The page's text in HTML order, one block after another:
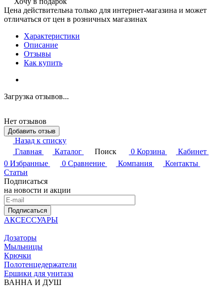
Цена действительна только для интернет-магазина и может
отличаться от цен в розничных магазинах
Характеристики
Описание
Отзывы
Как купить
Загрузка отзывов...
Нет отзывов
Добавить отзыв
Назад к списку
Главная
Каталог Поиск 0 Корзина
Кабинет
0 Избранные 0 Сравнение Компания
Контакты
Статьи
Подписаться
на новости и акции
Подписаться
АКСЕССУАРЫ
Дозаторы
Мыльницы
Крючки
Полотенцедержатели
Ершики для унитаза
ВАННА И ДУШ